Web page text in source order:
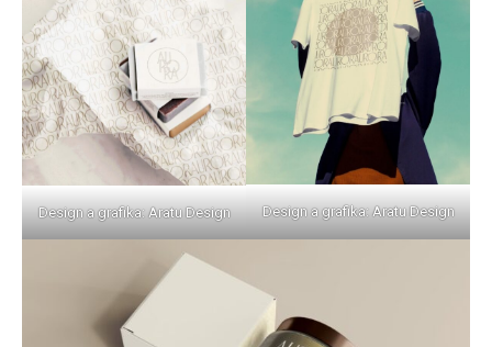
Design a grafika: Aratu Design Design a grafika: Aratu Design